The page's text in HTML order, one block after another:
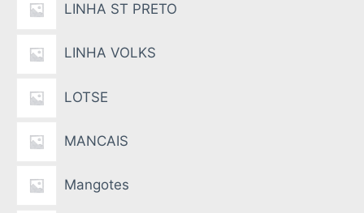
LINHA ST PRETO
LINHA VOLKS
LOTSE
MANCAIS
Mangotes